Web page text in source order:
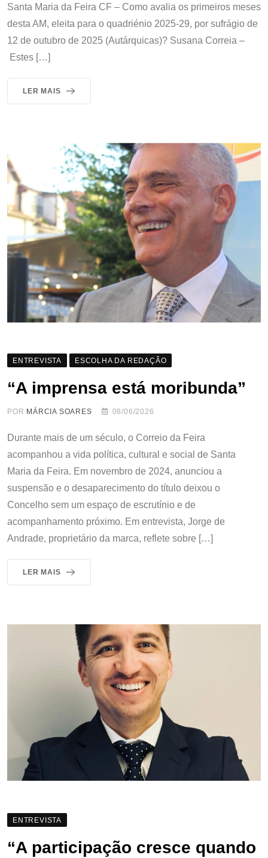
Santa Maria da Feira CF – Como avalia os primeiros meses
desta AM, eleita para o quadriénio 2025-29, por sufrágio de
12 de outubro de 2025 (Autárquicas)? Susana Correia –
Estes […]
LER MAIS
ENTREVISTA ESCOLHA DA REDAÇÃO
“A imprensa está moribunda”
POR MÁRCIA SOARES 08/06/2026
Durante mais de um século, o Correio da Feira
acompanhou a vida política, cultural e social de Santa
Maria da Feira. Em novembro de 2024, anunciou a
suspensão e o desaparecimento do título deixou o
Concelho sem um espaço de escrutínio e de
acompanhamento próximo. Em entrevista, Jorge de
Andrade, proprietário da marca, reflete sobre […]
LER MAIS
ENTREVISTA
“A participação cresce quando